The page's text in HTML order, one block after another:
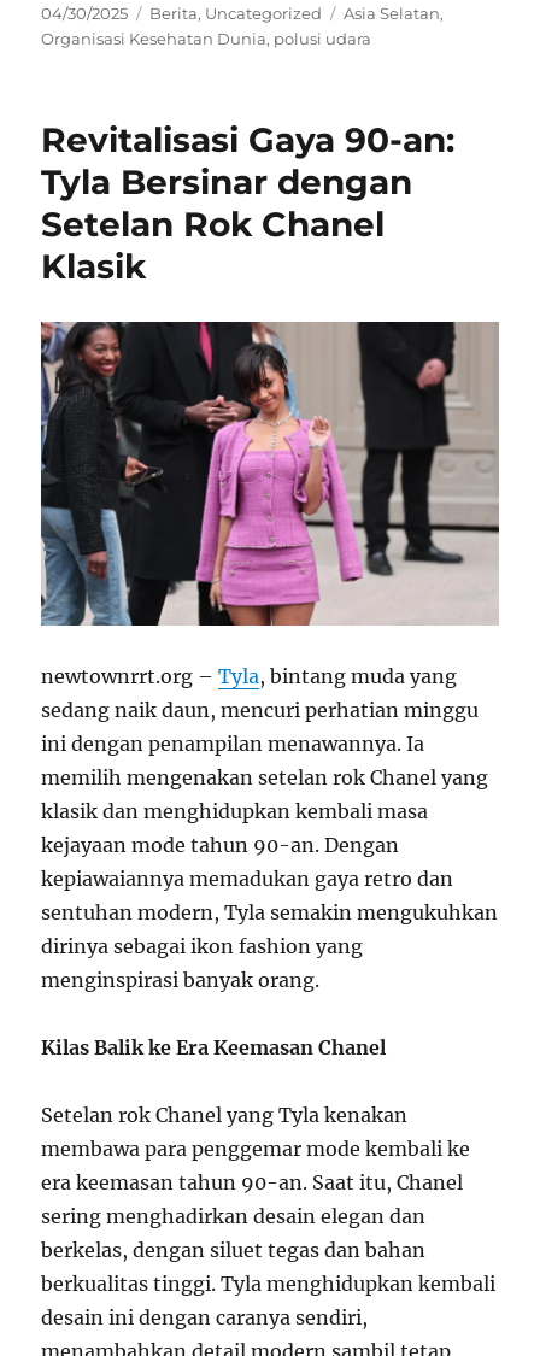
Posted
on
04/30/2025 Categories
Berita, Uncategorized Tags
Asia Selatan,
Organisasi Kesehatan Dunia, polusi udara
Revitalisasi Gaya 90-an:
Tyla Bersinar dengan
Setelan Rok Chanel
Klasik
newtownrrt.org –Tyla, bintang muda yang
sedang naik daun, mencuri perhatian minggu
ini dengan penampilan menawannya. Ia
memilih mengenakan setelan rok Chanel yang
klasik dan menghidupkan kembali masa
kejayaan mode tahun 90-an. Dengan
kepiawaiannya memadukan gaya retro dan
sentuhan modern, Tyla semakin mengukuhkan
dirinya sebagai ikon fashion yang
menginspirasi banyak orang.
Kilas Balik ke Era Keemasan Chanel
Setelan rok Chanel yang Tyla kenakan
membawa para penggemar mode kembali ke
era keemasan tahun 90-an. Saat itu, Chanel
sering menghadirkan desain elegan dan
berkelas, dengan siluet tegas dan bahan
berkualitas tinggi. Tyla menghidupkan kembali
desain ini dengan caranya sendiri,